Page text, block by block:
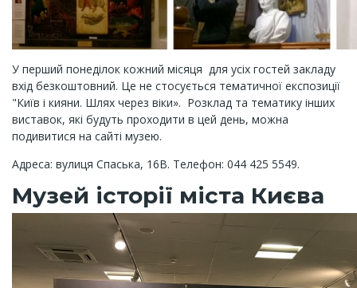
У перший понеділок кожний місяця для усіх гостей закладу
вхід безкоштовний. Це не стосується тематичної експозиції
"Київ і кияни. Шлях через віки». Розклад та тематику інших
виставок, які будуть проходити в цей день, можна
подивитися на сайті музею.
Адреса: вулиця Спаська, 16B. Телефон: 044 425 5549.
Музей історії міста Києва